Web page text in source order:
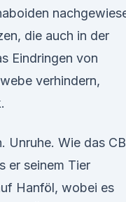
die auch in der
Eindringen von
verhindern,
Unruhe. Wie das
er seinem Tier
Hanföl, wobei es